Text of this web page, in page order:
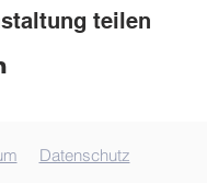
teilen
Datenschutz